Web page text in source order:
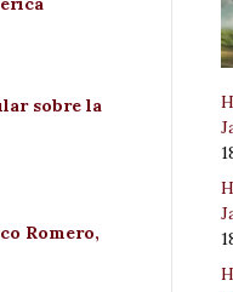
sobre la
Romero,